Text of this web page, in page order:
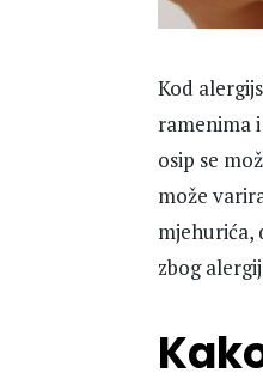
Kod
ramenima
osip se
može
mjehurića,
zbog